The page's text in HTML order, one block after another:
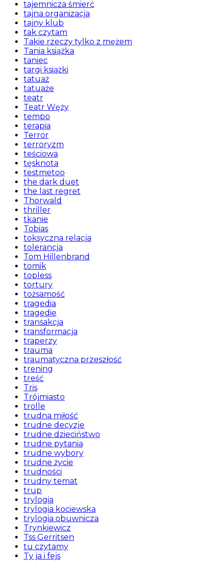
tajemnicza śmierć
tajna organizacja
tajny klub
tak czytam
Takie rzeczy tylko z mężem
Tania książka
taniec
targi książki
tatuaż
tatuaże
teatr
Teatr Węży
tempo
terapia
Terror
terroryzm
teściowa
tęsknota
testmetoo
the dark duet
the last regret
Thorwald
thriller
tkanie
Tobias
toksyczna relacja
tolerancja
Tom Hillenbrand
tomik
topless
tortury
tożsamość
tragedia
tragedie
transakcja
transformacja
traperzy
trauma
traumatyczna przeszłość
trening
treść
Tris
Trójmiasto
trolle
trudna miłość
trudne decyzje
trudne dzieciństwo
trudne pytania
trudne wybory
trudne życie
trudności
trudny temat
trup
trylogia
trylogia kociewska
trylogia obuwnicza
Trynkiewicz
Tss Gerritsen
tu czytamy
Ty ja i fejs